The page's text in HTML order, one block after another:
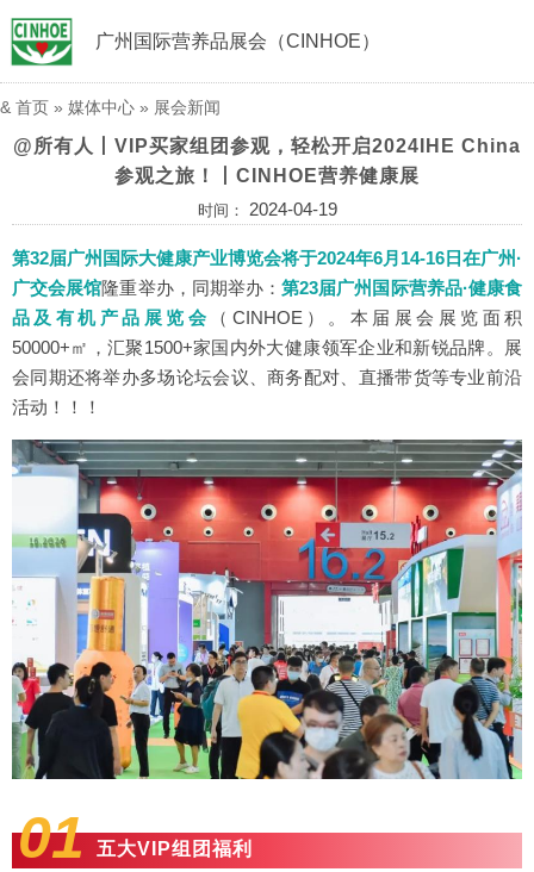
广州国际营养品展会（CINHOE）
& 首页 » 媒体中心 » 展会新闻
@所有人丨VIP买家组团参观，轻松开启2024IHE China
参观之旅！丨CINHOE营养健康展
时间： 2024-04-19
第32届广州国际大健康产业博览会将于2024年6月14-16日在广州·
广交会展馆隆重举办，同期举办：第23届广州国际营养品·健康食
品及有机产品展览会
（CINHOE）。本届展会展览面积
50000+㎡，汇聚1500+家国内外大健康领军企业和新锐品牌。展
会同期还将举办多场论坛会议、商务配对、直播带货等专业前沿
活动！！！
01 五大VIP组团福利